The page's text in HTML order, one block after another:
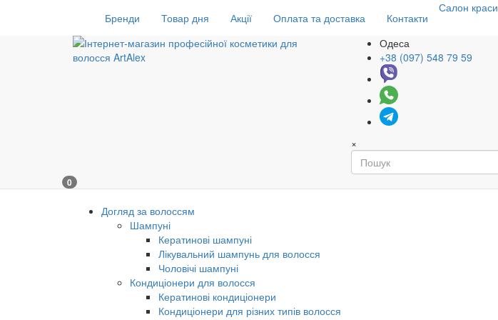
Бренди Товар дня Акції Оплата та доставка Контакти
Салон краси
Одеса
+38 (097) 548 79 59
×
0
Догляд за волоссям
Шампуні
Кератинові шампуні
Лікувальний шампунь для волосся
Чоловічі шампуні
Кондиціонери для волосся
Кератинові кондиціонери
Кондиціонери для різних типів волосся